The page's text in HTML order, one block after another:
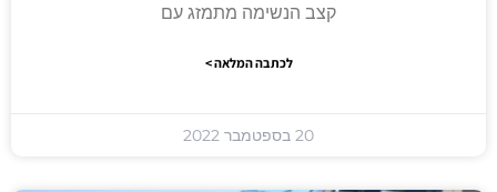
קצב הנשימה מתמזג עם
לכתבה המלאה >
20 בספטמבר 2022